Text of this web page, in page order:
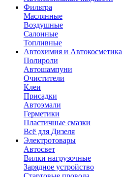
Фильтра
Маслянные
Воздушные
Салонные
Топливные
Автохимия и Автокосметика
Полироли
Автошампуни
Очистители
Клеи
Присадки
Автоэмали
Герметики
Пластичные смазки
Всё для Дизеля
Электротовары
Автосвет
Вилки нагрузочные
Зарядное устройство